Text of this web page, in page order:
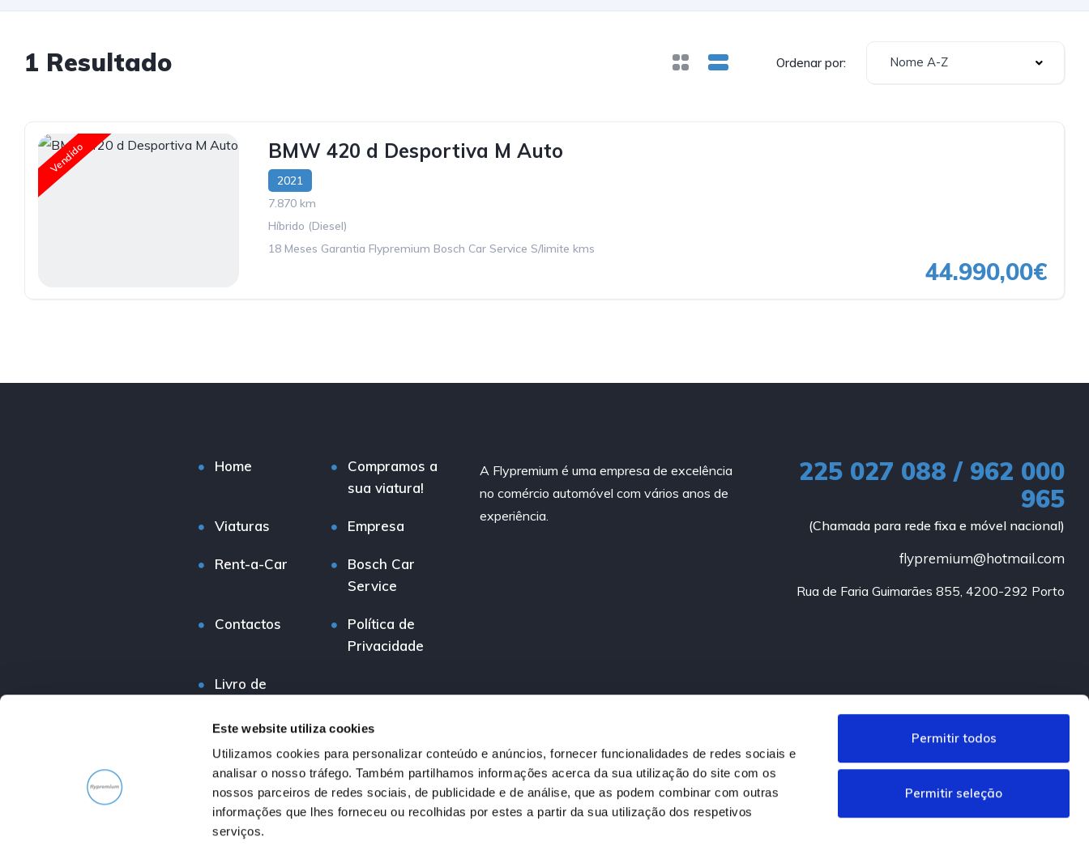
Este website utiliza cookies
Utilizamos cookies para personalizar conteúdo e anúncios, fornecer funcionalidades de redes sociais e
analisar o nosso tráfego. Também partilhamos informações acerca da sua utilização do site com os
nossos parceiros de redes sociais, de publicidade e de análise, que as podem combinar com outras
informações que lhes forneceu ou recolhidas por estes a partir da sua utilização dos respetivos
serviços.
Permitir todos
Permitir seleção
1 Resultado Ordenar por: Nome A-Z
Vendido BMW 420 d Desportiva M Auto
2021
7.870 km
Híbrido (Diesel)
18 Meses Garantia Flypremium Bosch Car Service S/limite kms
44.990,00€
Home
Compramos a
sua viatura!
Viaturas Empresa
Rent-a-Car
Bosch Car
Service
Contactos
Política de
Privacidade
Livro de
A Flypremium é uma empresa de excelência
no comércio automóvel com vários anos de
experiência.
225 027 088 / 962 000
965
(Chamada para rede fixa e móvel nacional)
flypremium@hotmail.com
Rua de Faria Guimarães 855, 4200-292 Porto